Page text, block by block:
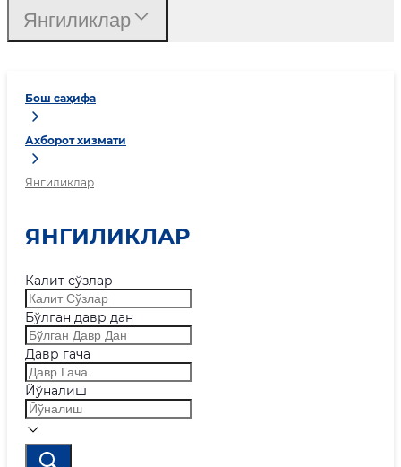
Бош саҳифа
Ахборот хизмати
Янгиликлар
ЯНГИЛИКЛАР
Калит сўзлар
Бўлган давр дан
Давр гача
Йўналиш
Янгиликлар